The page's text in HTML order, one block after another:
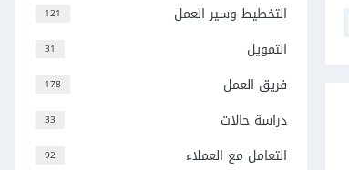
121 التخطيط وسير العمل
31 التمويل
178 فريق العمل
33 دراسة حالات
92 التعامل مع العملاء